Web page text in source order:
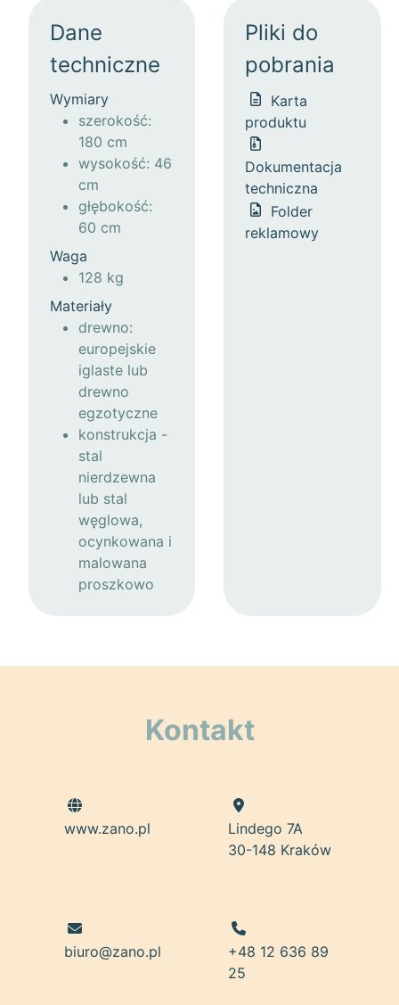
Dane
techniczne
Wymiary
szerokość:
180 cm
wysokość: 46
cm
głębokość:
60 cm
Waga
128 kg
Materiały
drewno:
europejskie
iglaste lub
drewno
egzotyczne
konstrukcja -
stal
nierdzewna
lub stal
węglowa,
ocynkowana i
malowana
proszkowo
Pliki do
pobrania
Karta
produktu
Dokumentacja
techniczna
Folder
reklamowy
Kontakt
www.zano.pl
Lindego 7A
30-148 Kraków
biuro@zano.pl
+48 12 636 89
25